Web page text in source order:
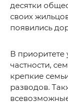
десятки
своих
появились
В приоритете
частности,
крепкие
разводов.